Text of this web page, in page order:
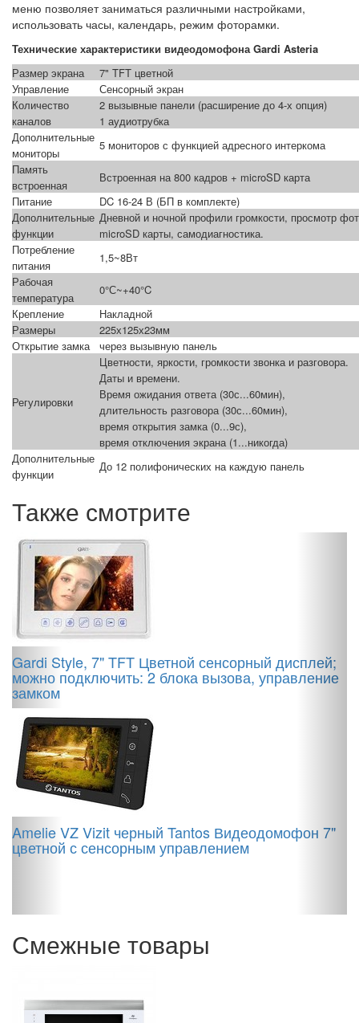
меню позволяет заниматься различными настройками,
использовать часы, календарь, режим фоторамки.
Технические характеристики видеодомофона Gardi Asteria
Размер экрана
7" TFT цветной
Управление
Сенсорный экран
Количество
каналов
2 вызывные панели (расширение до 4-х опция)
1 аудиотрубка
Дополнительные
мониторы
5 мониторов с функцией адресного интеркома
Память
встроенная
Встроенная на 800 кадров + microSD карта
Питание
DC 16-24 В (БП в комплекте)
Дополнительные
функции
Дневной и ночной профили громкости, просмотр
microSD карты, самодиагностика.
Потребление
питания
1,5~8Вт
Рабочая
температура
0°С~+40°C
Крепление
Накладной
Размеры
225х125х23мм
Открытие замка
через вызывную панель
Регулировки
Цветности, яркости, громкости звонка и разговора.
Даты и времени.
Время ожидания ответа (30с...60мин),
длительность разговора (30с...60мин),
время открытия замка (0...9с),
время отключения экрана (1...никогда)
Дополнительные
функции
До 12 полифонических на каждую панель
Также смотрите
Gardi Style, 7" TFT Цветной сенсорный дисплей;
можно подключить: 2 блока вызова, управление
замком
Amelie VZ Vizit черный Tantos Видеодомофон 7"
цветной с сенсорным управлением
Смежные товары